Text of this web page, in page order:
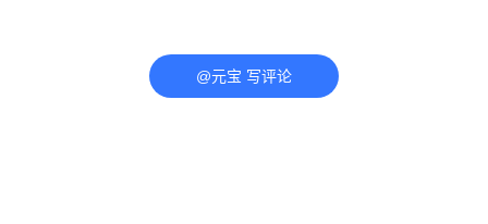
@元宝 写评论